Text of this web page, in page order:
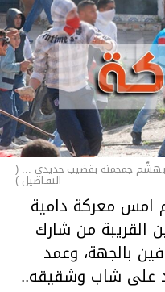
جمجمته بقضيب حديدي ... (
التفـاصيل )
امس معركة دامية
القريبة من شارك
بالجهة، وعمد
على شاب وشقيقه..